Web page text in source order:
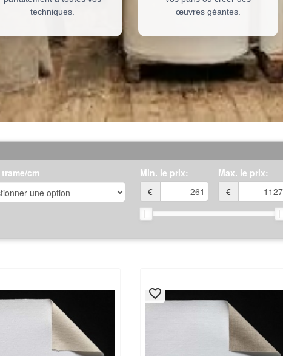
techniques.
œuvres géantes.
cm
Min. le prix:
€
Max. le prix:
€
favorite_border
favorite_border